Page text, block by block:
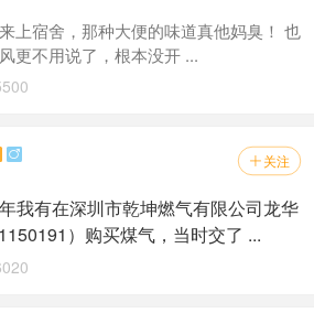
上宿舍，那种大便的味道真他妈臭！ 也
更不用说了，根本没开 ...
 关注

我有在深圳市乾坤燃气有限公司龙华
）购买煤气，当时交了 ...